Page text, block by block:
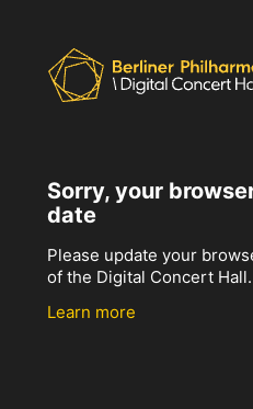
Sorry, your
date
Please update your
of the Digital Concert Hall.
Learn more